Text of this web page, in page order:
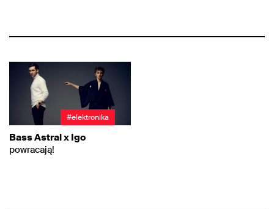
#elektronika
Bass Astral x Igo
powracają!